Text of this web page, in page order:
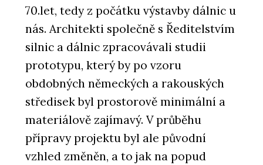
70.let, tedy z počátku výstavby dálnic u
nás. Architekti společně s Ředitelstvím
silnic a dálnic zpracovávali studii
prototypu, který by po vzoru
obdobných německých a rakouských
středisek byl prostorově minimální a
materiálově zajímavý. V průběhu
přípravy projektu byl ale původní
vzhled změněn, a to jak na popud